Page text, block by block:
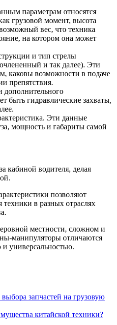
параметрам относятся
грузовой момент, высота
вес, что техника
на котором она может
и тип стрелы
и так далее). Эти
каковы возможности в подаче
препятствия.
дополнительного
быть гидравлические захваты,
Эти данные
мощность и габариты самой
кабиной водителя, делая
позволяют
в разных отраслях
местности, сложном и
манипуляторы отличаются
универсальностью.
запчастей на грузовую
китайской техники?